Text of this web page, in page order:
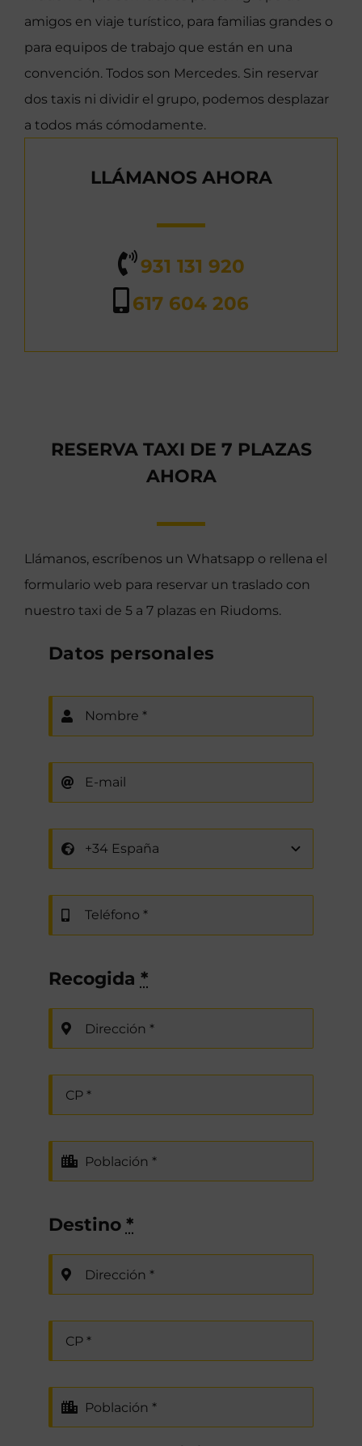
amigos en viaje turístico, para familias grandes o
para equipos de trabajo que están en una
convención. Todos son Mercedes. Sin reservar
dos taxis ni dividir el grupo, podemos desplazar
a todos más cómodamente.
LLÁMANOS AHORA
931 131 920
617 604 206
RESERVA TAXI DE 7 PLAZAS
AHORA
Llámanos, escríbenos un Whatsapp o rellena el
formulario web para reservar un traslado con
nuestro taxi de 5 a 7 plazas en Riudoms.
Datos personales
Recogida *
Destino *